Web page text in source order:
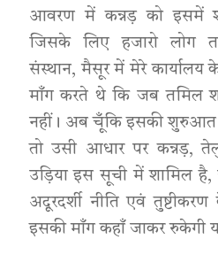
आवरण में कन्नड़ को इसमें
जिसके लिए हजारो लोग
संस्थान, मैसूर में मेरे
माँग करते थे कि जब तमिल
नहीं। अब चूँकि इसकी शुरुआत
तो उसी आधार पर कन्नड़,
उड़िया इस सूची में शामिल है,
अदूरदर्शी नीति एवं
इसकी माँग कहाँ जाकर रुकेगी